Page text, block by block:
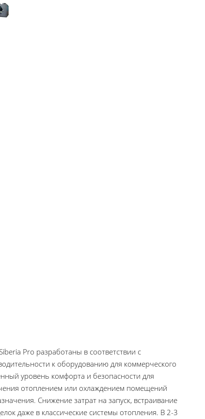
Pro разработаны в соответствии с
к оборудованию для коммерческого
уровень комфорта и безопасности для
отоплением или охлаждением помещений
Снижение затрат на запуск, встраивание
даже в классические системы отопления. В 2-3